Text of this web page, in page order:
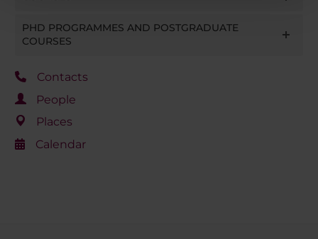
raccolto dal tuo utilizzo dei loro servizi.
PHD PROGRAMMES AND POSTGRADUATE
COURSES
Contacts
People
Places
Calendar